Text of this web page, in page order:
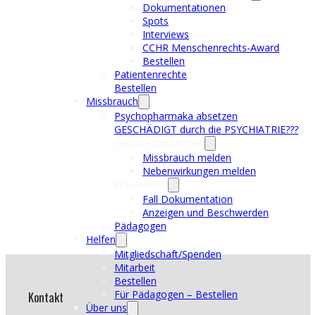
Dokumentationen
Spots
Interviews
CCHR Menschenrechts-Award
Bestellen
Patientenrechte
Bestellen
Missbrauch
Psychopharmaka absetzen
GESCHÄDIGT durch die PSYCHIATRIE???
Missbrauch melden
Nebenwirkungen melden
Fall Dokumentation
Anzeigen und Beschwerden
Pädagogen
Helfen
Mitgliedschaft/Spenden
Mitarbeit
Bestellen
Für Pädagogen – Bestellen
Über uns
Kontakt